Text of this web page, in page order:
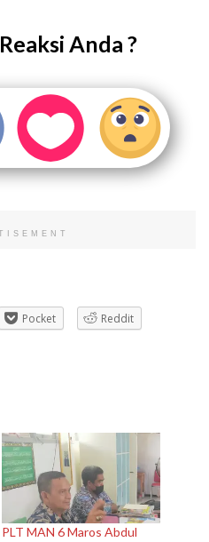
Anda ?
Pocket
Reddit
PLT MAN 6 Maros Abdul